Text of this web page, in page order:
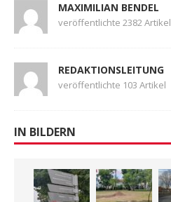
MAXIMILIAN BENDEL
veröffentlichte 2382 Artikel
REDAKTIONSLEITUNG
veröffentlichte 103 Artikel
IN BILDERN